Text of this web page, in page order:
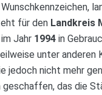
für den Landkreis
Jahr 1994 in
unter anderen
jedoch nicht mehr
das die